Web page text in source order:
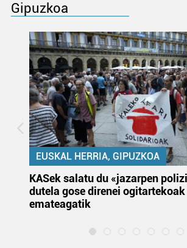
Gipuzkoa
EUSKAL HERRIA, GIPUZKOA
KASek salatu du «jazarpen
dutela gose direnei ogitartekoak
emateagatik